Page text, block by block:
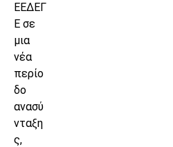
ΕΕΔΕΓ
Ε σε
μια
νέα
περίο
δο
ανασύ
νταξη
ς,